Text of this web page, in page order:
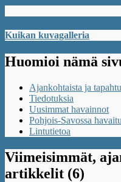
Kuikan kuvagalleria
Huomioi nämä
Ajankohtaista ja
Tiedotuksia
Uusimmat havainnot
Pohjois-Savossa
Lintutietoa
Viimeisimmät,
artikkelit (6)